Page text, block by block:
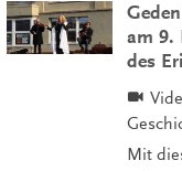
am 9.
des
Mit